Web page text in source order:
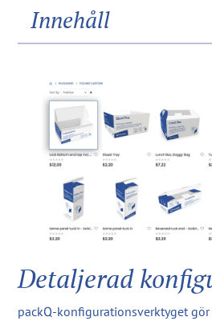
Innehåll
Detaljerad
packQ-konfigurationsverktyget